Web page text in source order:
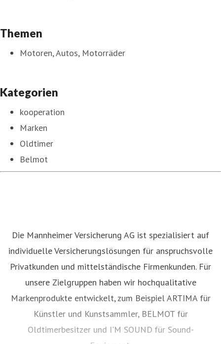
Themen
Motoren, Autos, Motorräder
Kategorien
kooperation
Marken
Oldtimer
Belmot
Die Mannheimer Versicherung AG ist spezialisiert auf
individuelle Versicherungslösungen für anspruchsvolle
Privatkunden und mittelständische Firmenkunden. Für
unsere Zielgruppen haben wir hochqualitative
Markenprodukte entwickelt, zum Beispiel ARTIMA für
Künstler und Kunstsammler, BELMOT für
Oldtimerbesitzer und I'M SOUND für Sound-